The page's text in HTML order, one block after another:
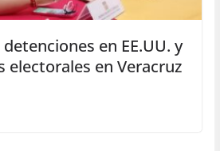
detenciones en EE.UU. y
electorales en Veracruz